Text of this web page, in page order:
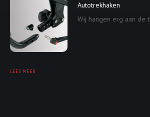
Autotrekhaken
Wij hangen erg aan de
LEES MEER